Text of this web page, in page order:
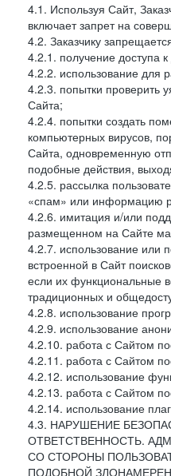
4.1. Используя Сайт,
включает запрет на
4.2. Заказчику
4.2.1. получение доступа
4.2.2. использование для
4.2.3. попытки проверить
Сайта;
4.2.4. попытки создать
компьютерных вирусов,
Сайта, одновременную
подобные действия,
4.2.5. рассылка
«спам» или информацию
4.2.6. имитация и/или
размещенном на Сайте
4.2.7. использование или
встроенной в Сайт
если их функциональные
традиционных и
4.2.8. использование
4.2.9. использование
4.2.10. работа с Сайтом
4.2.11. работа с Сайтом
4.2.12. использование
4.2.13. работа с Сайтом
4.2.14. использование
4.3. НАРУШЕНИЕ
ОТВЕТСТВЕННОСТЬ.
СО СТОРОНЫ
ПОДОБНОЙ